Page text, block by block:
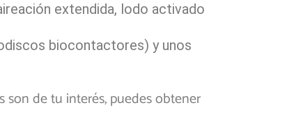
extendida, lodo activado
biocontactores) y unos
son de tu interés, puedes obtener